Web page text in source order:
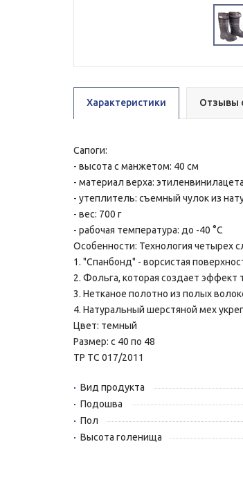
Характеристики Отзывы
Сапоги:
- высота с манжетом: 40 см
- материал верха:
- утеплитель: съемный чулок из
- вес: 700 г
- рабочая температура: до -40 °С
Особенности: Технология четырех
1. "Спанбонд" - ворсистая
2. Фольга, которая создает
3. Нетканое полотно из полых
4. Натуральный шерстяной мех
Цвет: темный
Размер: с 40 по 48
ТР ТС 017/2011
Вид продукта
Подошва
Пол
Высота голенища